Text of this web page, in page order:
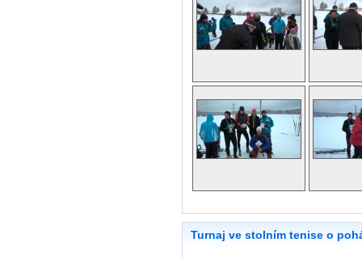
Turnaj ve stolním tenise o